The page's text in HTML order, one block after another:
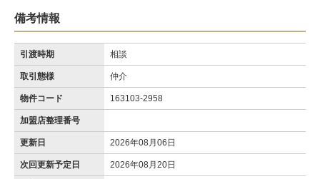
備考情報
引渡時期 相談
取引態様 仲介
物件コード 163103-2958
加盟店整理番号
更新日 2026年08月06日
次回更新予定日 2026年08月20日